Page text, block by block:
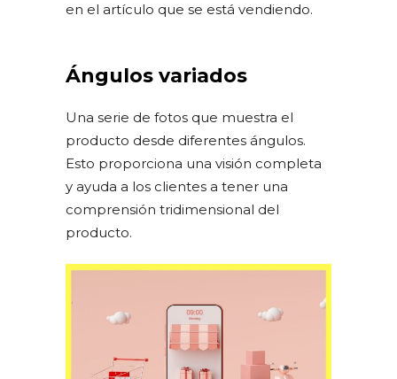
en el artículo que se está vendiendo.
Ángulos variados
Una serie de fotos que muestra el
producto desde diferentes ángulos.
Esto proporciona una visión completa
y ayuda a los clientes a tener una
comprensión tridimensional del
producto.